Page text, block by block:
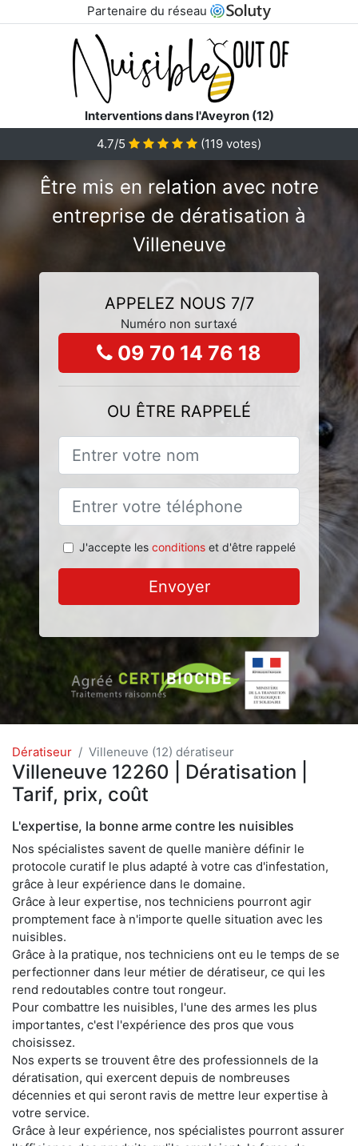
Partenaire du réseau
Interventions dans l'Aveyron (12)
4.7/5
(119 votes)
Être mis en relation avec notre
entreprise de dératisation à
Villeneuve
APPELEZ NOUS 7/7
Numéro non surtaxé
09 70 14 76 18
OU ÊTRE RAPPELÉ
J'accepte les conditionset d'être rappelé
Envoyer
Dératiseur Villeneuve (12) dératiseur
Villeneuve 12260 | Dératisation |
Tarif, prix, coût
L'expertise, la bonne arme contre les nuisibles
Nos spécialistes savent de quelle manière définir le
protocole curatif le plus adapté à votre cas d'infestation,
grâce à leur expérience dans le domaine.
Grâce à leur expertise, nos techniciens pourront agir
promptement face à n'importe quelle situation avec les
nuisibles.
Grâce à la pratique, nos techniciens ont eu le temps de se
perfectionner dans leur métier de dératiseur, ce qui les
rend redoutables contre tout rongeur.
Pour combattre les nuisibles, l'une des armes les plus
importantes, c'est l'expérience des pros que vous
choisissez.
Nos experts se trouvent être des professionnels de la
dératisation, qui exercent depuis de nombreuses
décennies et qui seront ravis de mettre leur expertise à
votre service.
Grâce à leur expérience, nos spécialistes pourront assurer